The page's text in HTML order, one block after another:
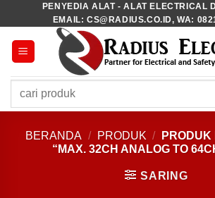
to
content
PENYEDIA ALAT - ALAT ELECTRICAL
EMAIL: CS@RADIUS.CO.ID, WA:
Pencarian
BERANDA / PRODUK /
“MAX. 32CH ANALOG TO
SARING